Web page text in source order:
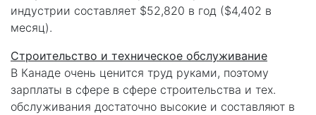
индустрии составляет $52,820 в год ($4,402 в
месяц).
Строительство и техническое обслуживание
В Канаде очень ценится труд руками, поэтому
зарплаты в сфере в сфере строительства и тех.
обслуживания достаточно высокие и составляют в